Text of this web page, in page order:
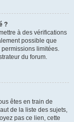
?
à des vérifications
possible que
limitées.
du forum.
êtes en train de
de la liste des sujets,
pas ce lien, cette